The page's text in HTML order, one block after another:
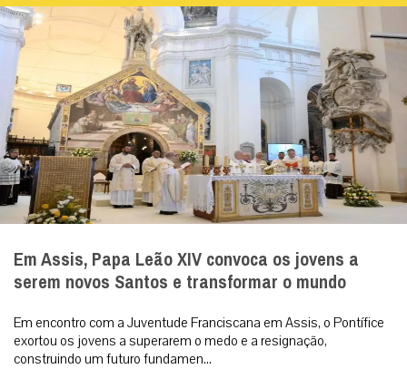
Em Assis, Papa Leão XIV convoca os jovens a
serem novos Santos e transformar o mundo
Em encontro com a Juventude Franciscana em Assis, o Pontífice
exortou os jovens a superarem o medo e a resignação,
construindo um futuro fundamen...